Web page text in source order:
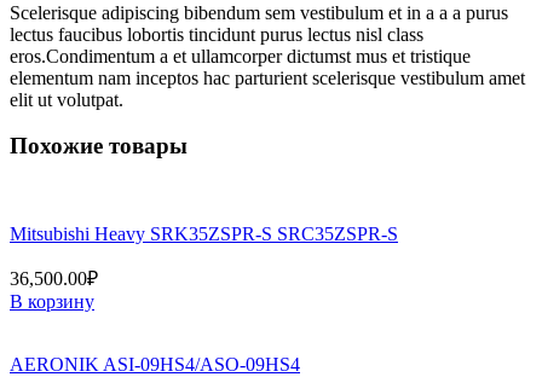
Scelerisque adipiscing bibendum sem vestibulum et in a a a purus
lectus faucibus lobortis tincidunt purus lectus nisl class
eros.Condimentum a et ullamcorper dictumst mus et tristique
elementum nam inceptos hac parturient scelerisque vestibulum amet
elit ut volutpat.
Похожие товары
Mitsubishi Heavy SRK35ZSPR-S SRC35ZSPR-S
36,500.00₽
В корзину
AERONIK ASI-09HS4/ASO-09HS4